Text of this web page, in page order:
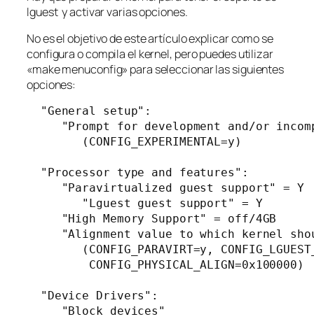
lguest y activar varias opciones.
No es el objetivo de este artículo explicar como se
configura o compila el kernel, pero puedes utilizar
«make menuconfig» para seleccionar las siguientes
opciones:
  "General setup":
"Prompt for development and/or
        (CONFIG_EXPERIMENTAL=y)
  "Processor type and features":
     "Paravirtualized guest support" = Y
        "Lguest guest support" = Y
     "High Memory Support" = off/4GB
"Alignment value to which kernel
(CONFIG_PARAVIRT=y,
         CONFIG_PHYSICAL_ALIGN=0x100000)
  "Device Drivers":
     "Block devices"